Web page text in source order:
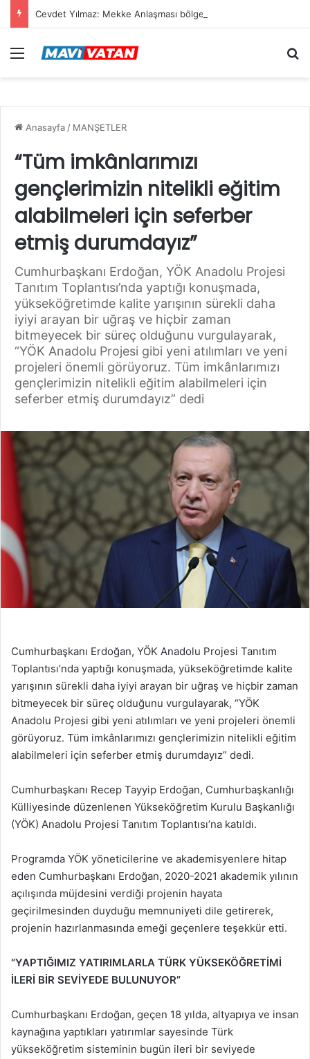
Menü
Anasayfa / MANŞETLER
“Tüm imkânlarımızı
gençlerimizin nitelikli eğitim
alabilmeleri için seferber
etmiş durumdayız”
Cumhurbaşkanı Erdoğan, YÖK Anadolu Projesi
Tanıtım Toplantısı’nda yaptığı konuşmada,
yükseköğretimde kalite yarışının sürekli daha
iyiyi arayan bir uğraş ve hiçbir zaman
bitmeyecek bir süreç olduğunu vurgulayarak,
“YÖK Anadolu Projesi gibi yeni atılımları ve yeni
projeleri önemli görüyoruz. Tüm imkânlarımızı
gençlerimizin nitelikli eğitim alabilmeleri için
seferber etmiş durumdayız” dedi
Cumhurbaşkanı Erdoğan, YÖK Anadolu Projesi Tanıtım
Toplantısı’nda yaptığı konuşmada, yükseköğretimde kalite
yarışının sürekli daha iyiyi arayan bir uğraş ve hiçbir zaman
bitmeyecek bir süreç olduğunu vurgulayarak, “YÖK
Anadolu Projesi gibi yeni atılımları ve yeni projeleri önemli
görüyoruz. Tüm imkânlarımızı gençlerimizin nitelikli eğitim
alabilmeleri için seferber etmiş durumdayız” dedi.
Cumhurbaşkanı Recep Tayyip Erdoğan, Cumhurbaşkanlığı
Külliyesinde düzenlenen Yükseköğretim Kurulu Başkanlığı
(YÖK) Anadolu Projesi Tanıtım Toplantısı’na katıldı.
Programda YÖK yöneticilerine ve akademisyenlere hitap
eden Cumhurbaşkanı Erdoğan, 2020-2021 akademik yılının
açılışında müjdesini verdiği projenin hayata
geçirilmesinden duyduğu memnuniyeti dile getirerek,
projenin hazırlanmasında emeği geçenlere teşekkür etti.
“YAPTIĞIMIZ YATIRIMLARLA TÜRK YÜKSEKÖĞRETİMİ
İLERİ BİR SEVİYEDE BULUNUYOR”
Cumhurbaşkanı Erdoğan, geçen 18 yılda, altyapıya ve insan
kaynağına yaptıkları yatırımlar sayesinde Türk
yükseköğretim sisteminin bugün ileri bir seviyede